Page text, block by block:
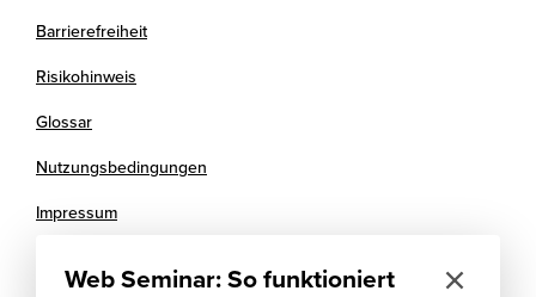
Web Seminar: So funktioniert
Barrierefreiheit
Risikohinweis
Glossar
Nutzungsbedingungen
Impressum